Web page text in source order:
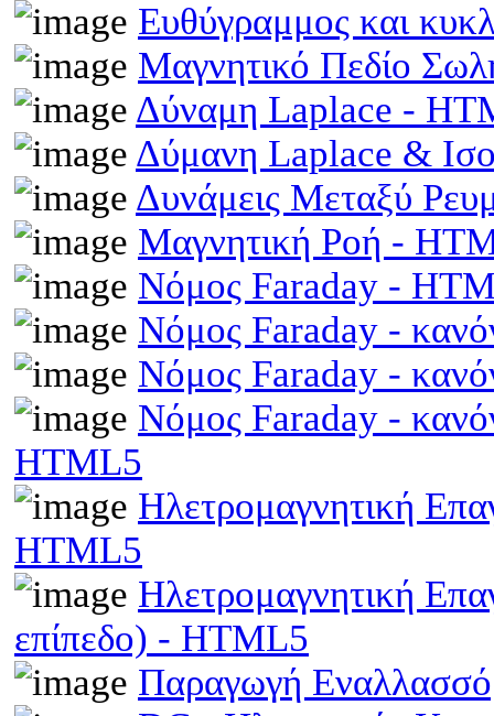
Ευθύγραμμος και
Μαγνητικό Πεδίο
Δύναμη Laplace -
Δύμανη Laplace &
Δυνάμεις Μεταξύ
Μαγνητική Ροή -
Νόμος Faraday -
Νόμος Faraday -
Νόμος Faraday -
Νόμος Faraday -
HTML5
Ηλετρομαγνητική
HTML5
Ηλετρομαγνητική
επίπεδο) - HTML5
Παραγωγή